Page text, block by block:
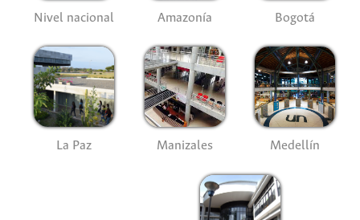
Nivel nacional Amazonía Bogotá
La Paz Manizales Medellín